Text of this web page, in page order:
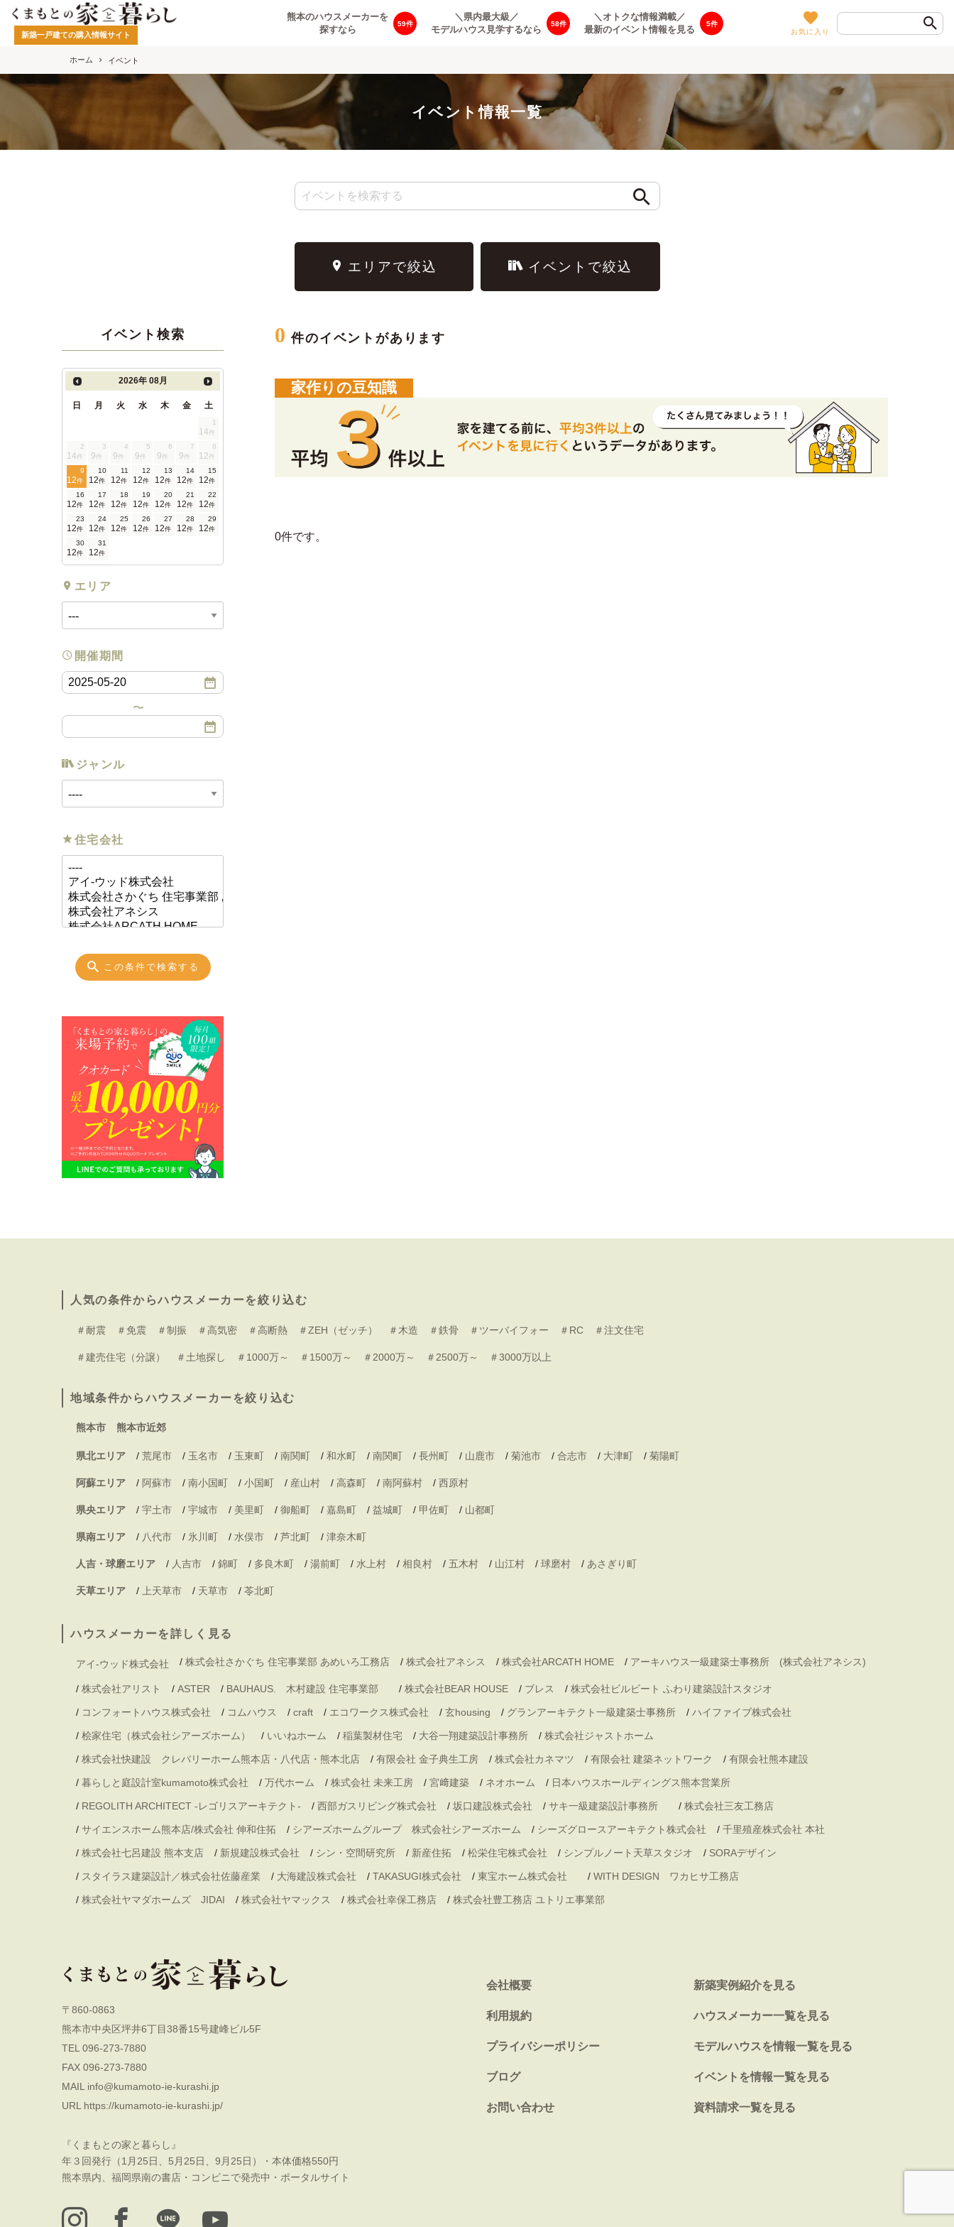
新築一戸建ての購入情報サイト
59
熊本のハウスメーカーを
探すなら
58
＼県内最大級／
モデルハウス見学するなら
5
＼オトクな情報満載／
最新のイベント情報を見る
お気に入り
ホーム イベント
イベント情報一覧
エリアで絞込 イベントで絞込
イベント検索
2026年 08月
日 月 火 水 木 金 土
1
14件
2
14件
3
9件
4
9件
5
9件
6
9件
7
9件
8
12件
9
12件
10
12件
11
12件
12
12件
13
12件
14
12件
15
12件
16
12件
17
12件
18
12件
19
12件
20
12件
21
12件
22
12件
23
12件
24
12件
25
12件
26
12件
27
12件
28
12件
29
12件
30
12件
31
12件
エリア
開催期間
ジャンル
住宅会社
この条件で検索する
0 件のイベントがあります
家作りの豆知識
0件です。
人気の条件からハウスメーカーを絞り込む
＃耐震 ＃免震 ＃制振 ＃高気密 ＃高断熱 ＃ZEH（ゼッチ） ＃木造 ＃鉄骨 ＃ツーバイフォー ＃RC ＃注文住宅
＃建売住宅（分譲） ＃土地探し ＃1000万～ ＃1500万～ ＃2000万～ ＃2500万～ ＃3000万以上
地域条件からハウスメーカーを絞り込む
熊本市 熊本市近郊
県北エリア / 荒尾市 / 玉名市 / 玉東町 / 南関町 / 和水町 / 南関町 / 長州町 / 山鹿市 / 菊池市 / 合志市 / 大津町 / 菊陽町
阿蘇エリア / 阿蘇市 / 南小国町 / 小国町 / 産山村 / 高森町 / 南阿蘇村 / 西原村
県央エリア / 宇土市 / 宇城市 / 美里町 / 御船町 / 嘉島町 / 益城町 / 甲佐町 / 山都町
県南エリア / 八代市 / 氷川町 / 水俣市 / 芦北町 / 津奈木町
人吉・球磨エリア / 人吉市 / 錦町 / 多良木町 / 湯前町 / 水上村 / 相良村 / 五木村 / 山江村 / 球磨村 / あさぎり町
天草エリア / 上天草市 / 天草市 / 苓北町
ハウスメーカーを詳しく見る
アイ-ウッド株式会社 / 株式会社さかぐち 住宅事業部 あめいろ工務店 / 株式会社アネシス / 株式会社ARCATH HOME / アーキハウス一級建築士事務所 (株式会社アネシス)
/ 株式会社アリスト / ASTER / BAUHAUS. 木村建設 住宅事業部 / 株式会社BEAR HOUSE / ブレス / 株式会社ビルビート ふわり建築設計スタジオ
/ コンフォートハウス株式会社 / コムハウス / craft / エコワークス株式会社 / 玄housing / グランアーキテクト一級建築士事務所 / ハイファイブ株式会社
/ 桧家住宅（株式会社シアーズホーム） / いいねホーム / 稲葉製材住宅 / 大谷一翔建築設計事務所 / 株式会社ジャストホーム
/ 株式会社快建設 クレバリーホーム熊本店・八代店・熊本北店 / 有限会社 金子典生工房 / 株式会社カネマツ / 有限会社 建築ネットワーク / 有限会社熊本建設
/ 暮らしと庭設計室kumamoto株式会社 / 万代ホーム / 株式会社 未来工房 / 宮﨑建築 / ネオホーム / 日本ハウスホールディングス熊本営業所
/ REGOLITH ARCHITECT -レゴリスアーキテクト- / 西部ガスリビング株式会社 / 坂口建設株式会社 / サキ一級建築設計事務所 / 株式会社三友工務店
/ サイエンスホーム熊本店/株式会社 伸和住拓 / シアーズホームグループ 株式会社シアーズホーム / シーズグロースアーキテクト株式会社 / 千里殖産株式会社 本社
/ 株式会社七呂建設 熊本支店 / 新規建設株式会社 / シン・空間研究所 / 新産住拓 / 松栄住宅株式会社 / シンプルノート天草スタジオ / SORAデザイン
/ スタイラス建築設計／株式会社佐藤産業 / 大海建設株式会社 / TAKASUGI株式会社 / 東宝ホーム株式会社 / WITH DESIGN ワカヒサ工務店
/ 株式会社ヤマダホームズ JIDAI / 株式会社ヤマックス / 株式会社幸保工務店 / 株式会社豊工務店 ユトリエ事業部
〒860-0863
熊本市中央区坪井6丁目38番15号建峰ビル5F
TEL 096-273-7880
FAX 096-273-7880
MAIL info@kumamoto-ie-kurashi.jp
URL https://kumamoto-ie-kurashi.jp/
『くまもとの家と暮らし』
年３回発行（1月25日、5月25日、9月25日）・本体価格550円
熊本県内、福岡県南の書店・コンビニで発売中・ポータルサイト
会社概要 新築実例紹介を見る
利用規約 ハウスメーカー一覧を見る
プライバシーポリシー モデルハウスを情報一覧を見る
ブログ イベントを情報一覧を見る
お問い合わせ 資料請求一覧を見る